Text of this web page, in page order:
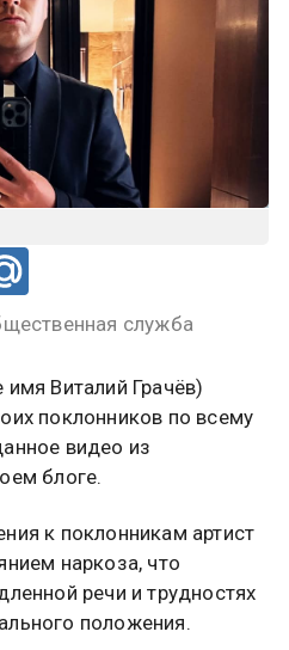
служба
Виталий Грачёв)
поклонников по всему
видео из
блоге.
к поклонникам артист
наркоза, что
речи и трудностях
положения.